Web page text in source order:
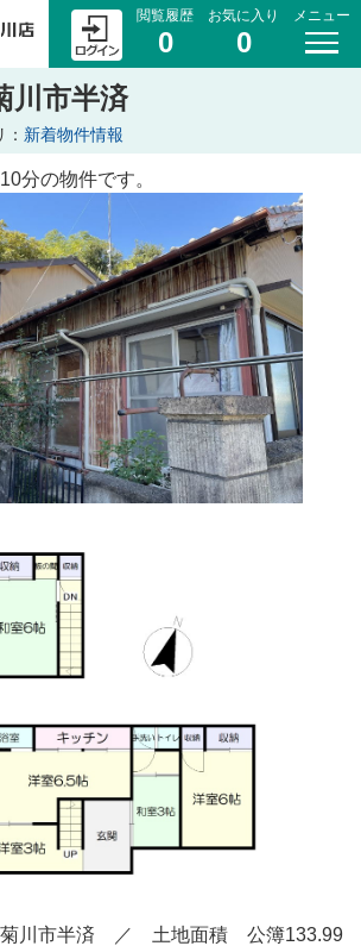
閲覧履歴
0
お気に入り
0
メニュー
川市半済
新着物件情報
分の物件です。
川市半済 ／ 土地面積 公簿133.99